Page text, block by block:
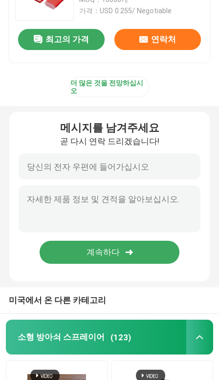
화장용 펌프 분배기
정밀한 안개 스프레이어
입술 광택 튜브
무른 크림 병
아크릴 화장품 병
가격：USD 0.255/ Negotiable
최고의 가격 연락처
더 많은 것을 전망하십시
오
메시지를 남겨주세요
곧 다시 연락 드리겠습니다!
미국에서 온 다른 카테고리
소형 방아쇠 스프레이어 (123)